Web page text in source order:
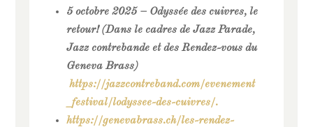
5 octobre 2025 – Odyssée des cuivres, le
retour! (Dans le cadres de Jazz Parade,
Jazz contrebande et des Rendez-vous du
Geneva Brass)
https://jazzcontreband.com/evenement
_festival/lodyssee-des-cuivres/.
https://genevabrass.ch/les-rendez-